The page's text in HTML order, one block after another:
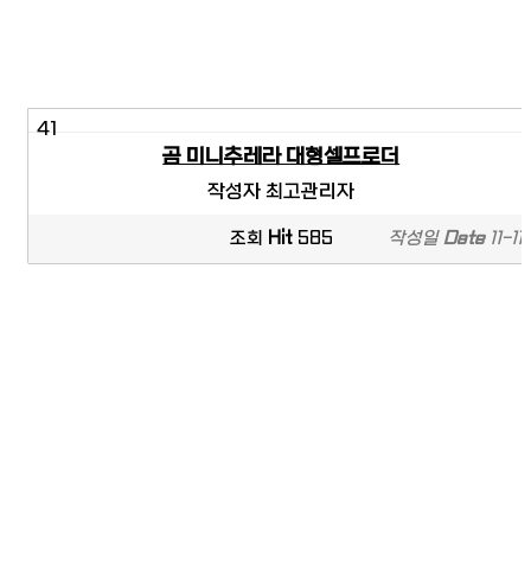
41
곰 미니추레라 대형셀프로더
작성자최고관리자
조회 Hit585 작성일Date11-11